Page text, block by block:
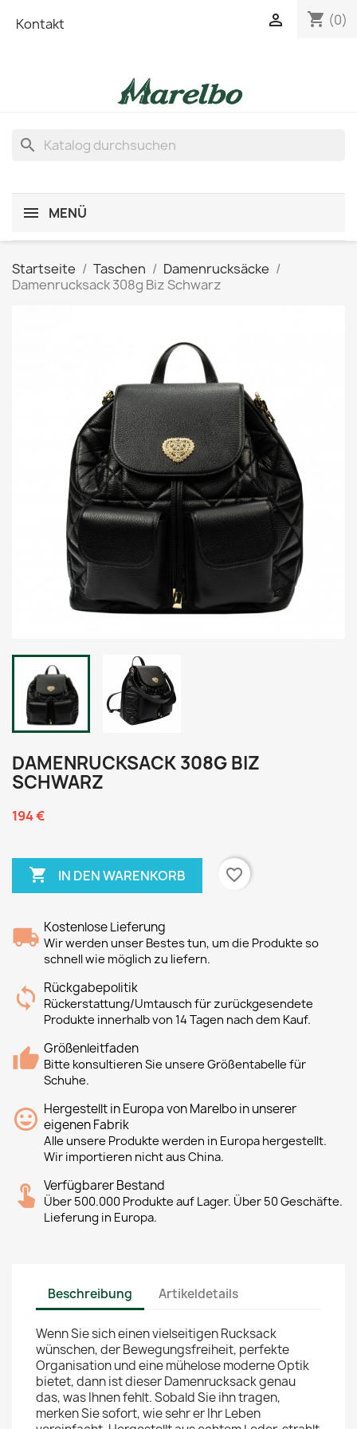
Kontakt shopping_cart (0)

search
MENÜ
Startseite Taschen
Damenrucksäcke
Damenrucksack 308g Biz Schwarz
DAMENRUCKSACK 308G BIZ
SCHWARZ
194 €
 IN DEN WARENKORB favorite_border
Kostenlose Lieferung
Wir werden unser Bestes tun, um die Produkte so
schnell wie möglich zu liefern.
Rückgabepolitik
Rückerstattung/Umtausch für zurückgesendete
Produkte innerhalb von 14 Tagen nach dem Kauf.
Größenleitfaden
Bitte konsultieren Sie unsere Größentabelle für
Schuhe.
Hergestellt in Europa von Marelbo in unserer
eigenen Fabrik
Alle unsere Produkte werden in Europa hergestellt.
Wir importieren nicht aus China.
Verfügbarer Bestand
Über 500.000 Produkte auf Lager. Über 50 Geschäfte.
Lieferung in Europa.
Beschreibung Artikeldetails
Wenn Sie sich einen vielseitigen Rucksack
wünschen, der Bewegungsfreiheit, perfekte
Organisation und eine mühelose moderne Optik
bietet, dann ist dieser Damenrucksack genau
das, was Ihnen fehlt. Sobald Sie ihn tragen,
merken Sie sofort, wie sehr er Ihr Leben